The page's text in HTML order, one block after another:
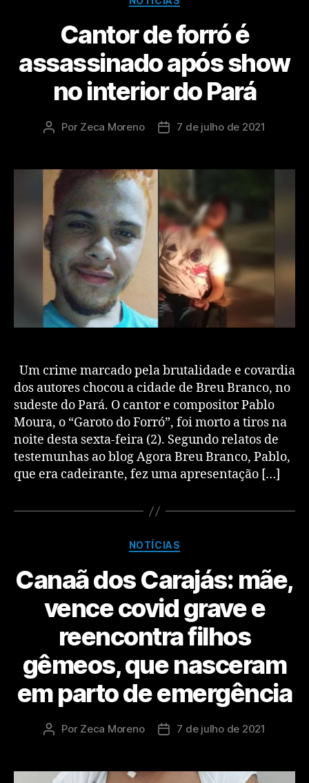
Cantor de forró é
assassinado após show
no interior do Pará
Por Zeca Moreno 7 de julho de 2021
Um crime marcado pela brutalidade e covardia
dos autores chocou a cidade de Breu Branco, no
sudeste do Pará. O cantor e compositor Pablo
Moura, o “Garoto do Forró”, foi morto a tiros na
noite desta sexta-feira (2). Segundo relatos de
testemunhas ao blog Agora Breu Branco, Pablo,
que era cadeirante, fez uma apresentação […]
NOTÍCIAS
Canaã dos Carajás: mãe,
vence covid grave e
reencontra filhos
gêmeos, que nasceram
em parto de emergência
Por Zeca Moreno 7 de julho de 2021